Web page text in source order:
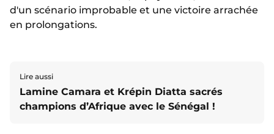
d'un scénario improbable et une victoire arrachée
en prolongations.
Lire aussi
Lamine Camara et Krépin Diatta sacrés
champions d’Afrique avec le Sénégal !